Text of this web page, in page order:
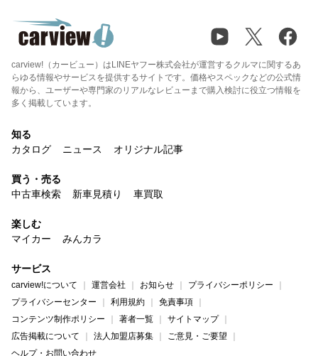
carview!（カービュー）はLINEヤフー株式会社が運営するクルマに関するあ
らゆる情報やサービスを提供するサイトです。価格やスペックなどの公式情
報から、ユーザーや専門家のリアルなレビューまで購入検討に役立つ情報を
多く掲載しています。
知る
カタログ
ニュース オリジナル記事
買う・売る
中古車検索
新車見積り 車買取
楽しむ
マイカー
みんカラ
サービス
carview!について 運営会社 お知らせ
プライバシーポリシー
プライバシーセンター
利用規約
免責事項
コンテンツ制作ポリシー
著者一覧
サイトマップ
広告掲載について
法人加盟店募集
ご意見・ご要望
ヘルプ・お問い合わせ